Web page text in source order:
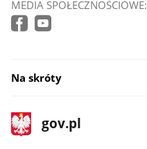
MEDIA SPOŁECZNOŚCIOWE:
Na skróty
stopka
gov.pl
Strona
gov.pl